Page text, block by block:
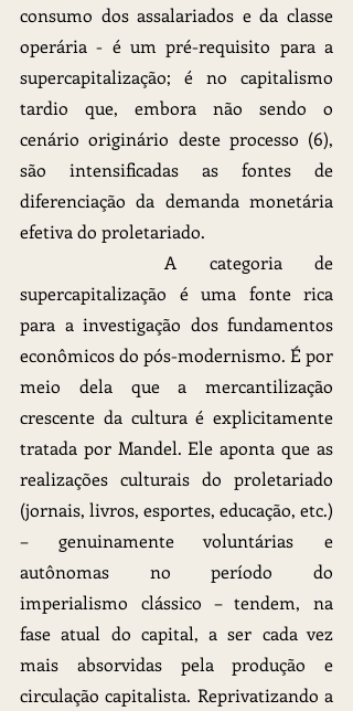
consumo dos assalariados e da classe
operária - é um pré-requisito para a
supercapitalização; é no capitalismo
tardio que, embora não sendo o
cenário originário deste processo (6),
são intensificadas as fontes de
diferenciação da demanda monetária
efetiva do proletariado.
supercapitalização é uma fonte rica
para a investigação dos fundamentos
econômicos do pós-modernismo. É por
meio dela que a mercantilização
crescente da cultura é explicitamente
tratada por Mandel. Ele aponta que as
realizações culturais do proletariado
(jornais, livros, esportes, educação, etc.)
– genuinamente voluntárias e
autônomas no período do
imperialismo clássico – tendem, na
fase atual do capital, a ser cada vez
mais absorvidas pela produção e
circulação capitalista. Reprivatizando a